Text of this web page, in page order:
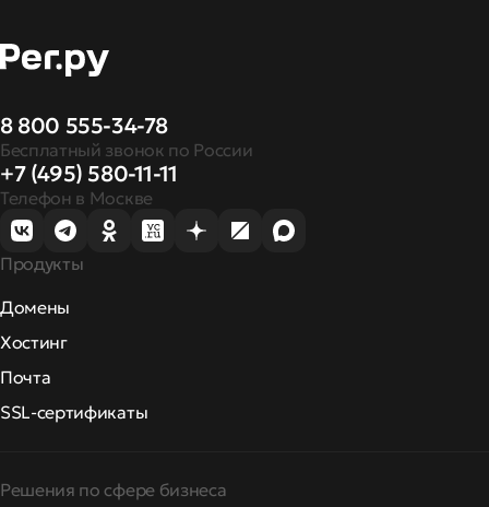
8 800 555-34-78
Бесплатный звонок по России
+7 (495) 580-11-11
Телефон в Москве
Продукты
Домены
Хостинг
Почта
SSL-сертификаты
Решения по сфере бизнеса